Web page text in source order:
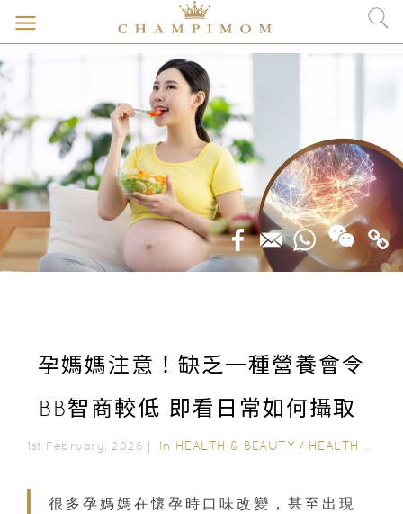
孕媽媽注意！缺乏一種營養會令
BB智商較低 即看日常如何攝取
1st February, 2026｜ In HEALTH & BEAUTY / HEALTH CARE
很多孕媽媽在懷孕時口味改變，甚至出現